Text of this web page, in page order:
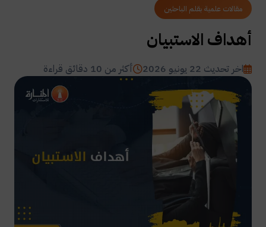
مقالات علمية بقلم الباحثين
أهداف الاستبيان
اخر تحديث 22 يونيو 2026 أكثر من 10 دقائق قراءة